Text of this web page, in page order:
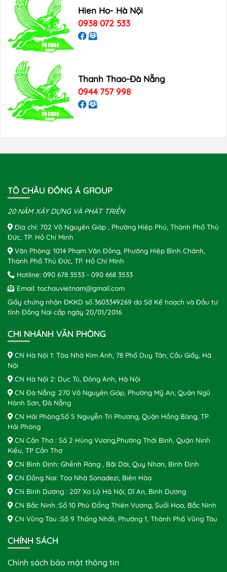
Hien Ho- Hà Nội
0938 072 533
Thanh Thao-Đà Nẵng
0944 757 998
TÔ CHÂU ĐÔNG Á GROUP
20 NĂM XÂY DỰNG VÀ PHÁT TRIỂN
Địa chỉ: 702 Võ Nguyên Giáp , Phường Hiệp Phú, Thành Phố Thủ
Đức, TP. Hồ Chí Minh
Văn Phòng: 1014 Phạm Văn Đồng, Phường Hiệp Bình Chánh,
Thành Phố Thủ Đức, TP. Hồ Chí Minh
Hotline: 090 678 3533 - 090 668 3533
Email: tochauvietnam@gmail.com
Giấy chứng nhận ĐKKD số 3603349269 do Sở Kế hoạch và Đầu tư
tỉnh Đồng Nai cấp ngày 20/01/2016
CHI NHÁNH VĂN PHÒNG
CN Hà Nội 1: Tòa Nhà Kim Ánh, 78 Phố Duy Tân, Cầu Giấy, Hà
Nội
CN Hà Nội 2: Dục Tú, Đông Anh, Hà Nội
CN Đà Nẵng: 270 Võ Nguyên Giáp, Phường Mỹ An, Quận Ngũ
Hành Sơn, Đà Nẵng
CN Hải Phòng:Số 5 Nguyễn Tri Phương, Quận Hồng Bàng, TP
Hải Phòng
CN Cần Thơ : Số 2 Hùng Vương,Phường Thới Bình, Quận Ninh
Kiều, TP Cần Thơ
CN Bình Định: Ghềnh Ráng , Bãi Dài, Quy Nhơn, Bình Định
CN Đồng Nai: Tòa Nhà Sonadezi, Biên Hòa
CN Bình Dương : 207 Xa Lộ Hà Nội, Dĩ An, Bình Dương
CN Bắc Ninh :Số 10 Phù Đổng Thiên Vương, Suối Hoa, Bắc Ninh
CN Vũng Tàu :Số 9 Thống Nhất, Phường 1, Thành Phố Vũng Tàu
CHÍNH SÁCH
Chính sách bảo mật thông tin